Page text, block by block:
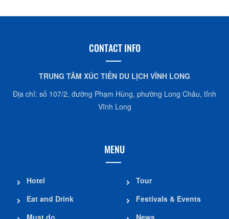
CONTACT INFO
TRUNG TÂM XÚC TIẾN DU LỊCH VĨNH LONG
Địa chỉ: số 107/2, đường Phạm Hùng, phường Long Châu, tỉnh
Vĩnh Long
MENU
Hotel
Eat and Drink
Tour
Festivals & Events